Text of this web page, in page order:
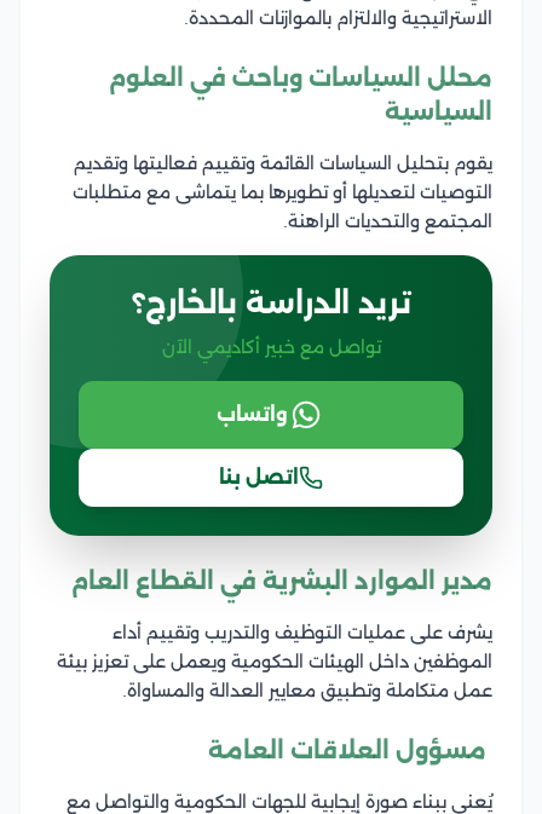
الاستراتيجية والالتزام بالموازنات المحددة.
محلل السياسات وباحث في العلوم
السياسية
يقوم بتحليل السياسات القائمة وتقييم فعاليتها وتقديم
التوصيات لتعديلها أو تطويرها بما يتماشى مع متطلبات
المجتمع والتحديات الراهنة.
تريد الدراسة بالخارج؟
تواصل مع خبير أكاديمي الآن
واتساب
اتصل بنا
مدير الموارد البشرية في القطاع العام
يشرف على عمليات التوظيف والتدريب وتقييم أداء
الموظفين داخل الهيئات الحكومية ويعمل على تعزيز بيئة
عمل متكاملة وتطبيق معايير العدالة والمساواة.
مسؤول العلاقات العامة
يُعنى ببناء صورة إيجابية للجهات الحكومية والتواصل مع